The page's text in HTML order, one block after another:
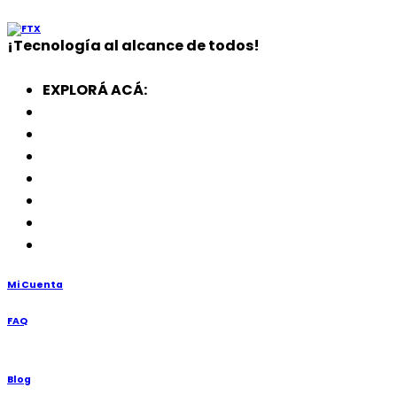
¡Tecnología al alcance de todos!
EXPLORÁ ACÁ:
Mi Cuenta
FAQ
Blog